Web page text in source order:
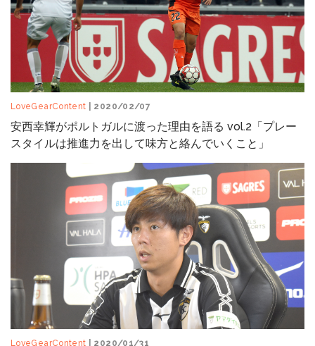
LoveGearContent | 2020/02/07
安西幸輝がポルトガルに渡った理由を語る vol.2「プレー
スタイルは推進力を出して味方と絡んでいくこと」
LoveGearContent | 2020/01/31